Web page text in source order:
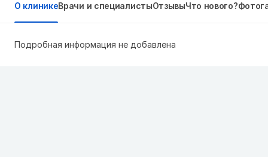
О клиникеВрачи и специалистыОтзывыЧто нового?
Подробная информация не добавлена